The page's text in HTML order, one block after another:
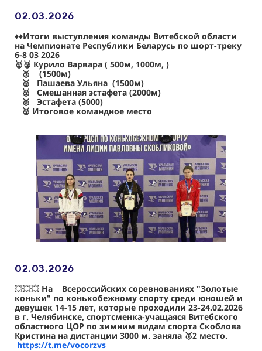
02.03.2026
♦️♦️Итоги выступления команды Витебской области
на Чемпионате Республики Беларусь по шорт-треку
6-8 03 2026
🥇🥈 Курило Варвара ( 500м, 1000м, )
🥉 (1500м)
🥉 Пашаева Ульяна (1500м)
🥈 Смешанная эстафета (2000м)
🥈 Эстафета (5000)
🥈 Итоговое командное место
02.03.2026
💥💥💥 На Всероссийских соревнованиях "Золотые
коньки" по конькобежному спорту среди юношей и
девушек 14-15 лет, которые проходили 23-24.02.2026
в г. Челябинске, спортсменка-учащаяся Витебского
областного ЦОР по зимним видам спорта Скоблова
Кристина на дистанции 3000 м. заняла 🥈2 место.
https://t.me/vocorzvs